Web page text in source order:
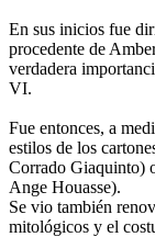
En sus inicios fue
procedente de
verdadera
VI.
Fue entonces, a
estilos de los
Corrado Giaquinto)
Ange Houasse).
Se vio también
mitológicos y el